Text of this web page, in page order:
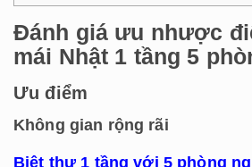
Đánh giá ưu nhược
mái Nhật 1 tầng 5
Ưu điểm
Không gian rộng rãi
Biệt thự 1 tầng với 5 phòng